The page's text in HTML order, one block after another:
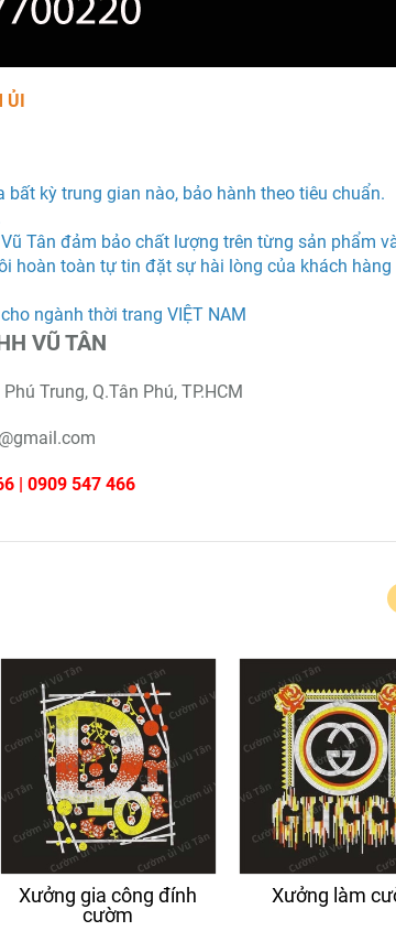
ỦI
kỳ trung gian nào, bảo hành theo tiêu chuẩn.
Tân đảm bảo chất lượng trên từng sản phẩm
hoàn toàn tự tin đặt sự hài lòng của khách hàng
ngành thời trang VIỆT NAM
VŨ TÂN
Trung, Q.Tân Phú, TP.HCM
| 0909 547 466
Xưởng gia công đính
cườm
Xưởng làm